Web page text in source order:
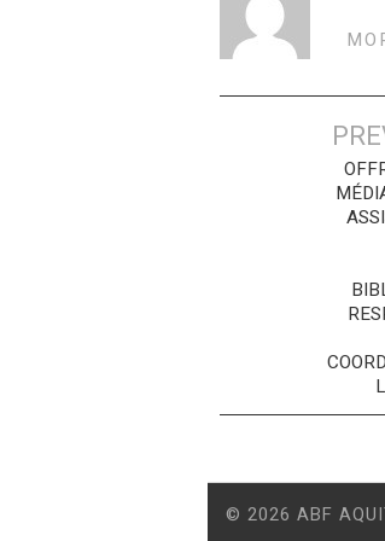
Navigation
© 2026 ABF